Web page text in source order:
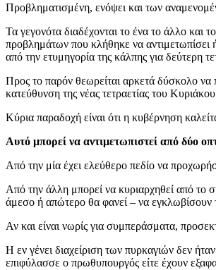
Προβληματισμένη, ενόψει και των
Τα γεγονότα διαδέχονται το ένα το άλλο και
προβλημάτων που κλήθηκε να αντιμετωπίσει
από την ετυμηγορία της κάλπης για δεύτερη
Προς το παρόν θεωρείται αρκετά δύσκολο να
κατεύθυνση της νέας τετραετίας του
Κύρια παραδοχή είναι ότι η κυβέρνηση
Αυτό μπορεί να αντιμετωπιστεί από δύο
Από την μία έχει ελεύθερο πεδίο να
Από την άλλη μπορεί να κυριαρχηθεί από το
άμεσο ή απώτερο θα φανεί – να εγκλωβίσουν
Αν και είναι νωρίς για συμπεράσματα,
Η εν γένει διαχείριση των πυρκαγιών δεν
επιφύλασσε ο πρωθυπουργός είτε έχουν